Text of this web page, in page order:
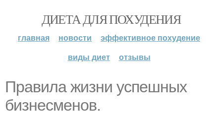
ДИЕТА ДЛЯ ПОХУДЕНИЯ
главная новости
эффективное похудение
виды диет
отзывы
Правила жизни успешных
бизнесменов.